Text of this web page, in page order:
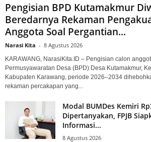
Pengisian BPD Kutamakmur
Beredarnya Rekaman
Anggota Soal Pergantian...
Narasi Kita - 8 Agustus 2026
KARAWANG, NarasiKita.ID – Pengisian calon
Permusyawaratan Desa (BPD) Desa Kutamakmur,
Kabupaten Karawang, periode 2026–2034
rekaman percakapan yang...
Modal BUMDes Kemiri
Dipertanyakan, FPJB
Informasi...
8 Agustus 2026